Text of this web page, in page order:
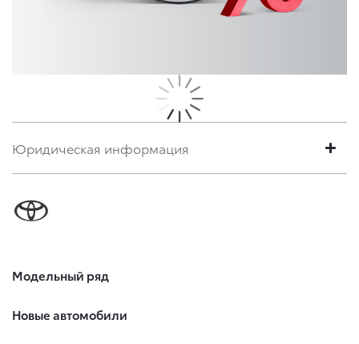
Юридическая информация
Модельный ряд
Новые автомобили